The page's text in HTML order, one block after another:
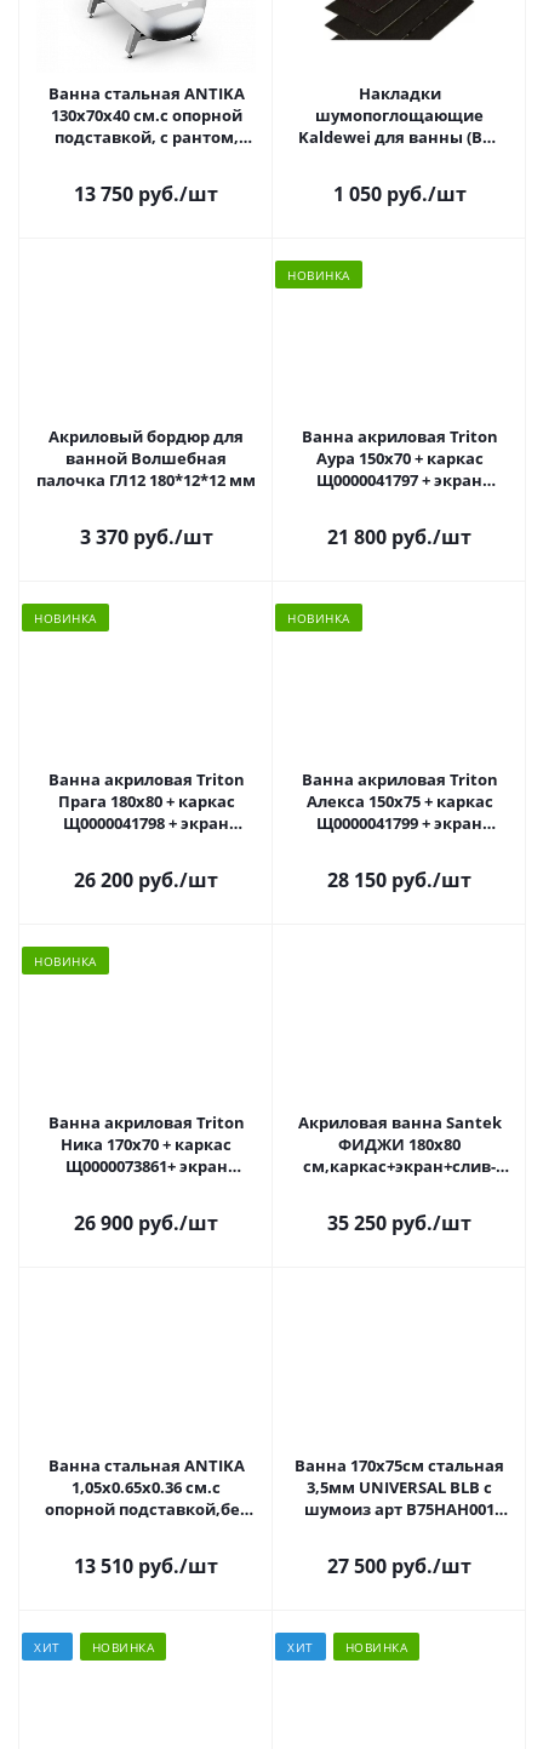
Ванна стальная ANTIKA
130x70x40 cм.с опорной
подставкой, с рантом,
А-30001
13 750 руб./шт
Накладки
шумопоглощающие
Kaldewei для ванны (BM-
1 050 руб./шт
Акриловый бордюр для
ванной Волшебная
палочка ГЛ12 180*12*12 мм
3 370 руб./шт
НОВИНКА
Ванна акриловая Triton
Аура 150х70 + каркас
Щ0000041797 + экран
21 800 руб./шт
НОВИНКА
Ванна акриловая Triton
Прага 180x80 + каркас
Щ0000041798 + экран
26 200 руб./шт
НОВИНКА
Ванна акриловая Triton
Алекса 150х75 + каркас
Щ0000041799 + экран
28 150 руб./шт
НОВИНКА
Ванна акриловая Triton
Ника 170x70 + каркас
Щ0000073861+ экран
26 900 руб./шт
Акриловая ванна Santek
ФИДЖИ 180x80
см,каркас+экран+слив-
35 250 руб./шт
Ванна стальная ANTIKA
1,05x0.65x0.36 cм.с
опорной подставкой,без
ОР-13300
13 510 руб./шт
Ванна 170х75см стальная
3,5мм UNIVERSAL BLB с
шумоиз арт B75HAH001
НЕКОНДИЦИЯ
27 500 руб./шт
ХИТ НОВИНКА ХИТ НОВИНКА